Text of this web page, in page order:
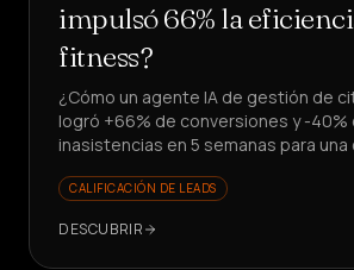
impulsó 66% la
fitness?
¿Cómo un agente IA de gestión de
logró +66% de conversiones y -40%
inasistencias en 5 semanas para una
CALIFICACIÓN DE LEADS
DESCUBRIR